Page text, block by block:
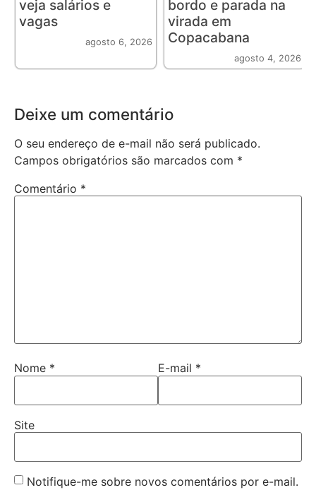
veja salários e
vagas
agosto 6, 2026
bordo e parada na
virada em
Copacabana
agosto 4, 2026
Deixe um comentário
O seu endereço de e-mail não será publicado.
Campos obrigatórios são marcados com *
Comentário *
Nome * E-mail *
Site
Notifique-me sobre novos comentários por e-mail.